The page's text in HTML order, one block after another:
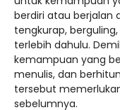
berdiri atau berjalan
tengkurap,
terlebih dahulu.
kemampuan yang
menulis, dan
tersebut
sebelumnya.